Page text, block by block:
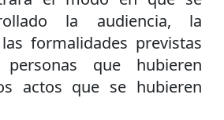
la audiencia, la
formalidades previstas
que hubieren
actos que se hubieren